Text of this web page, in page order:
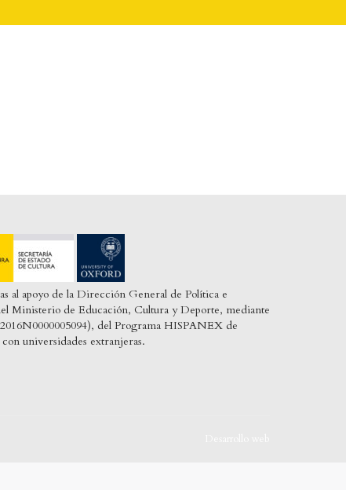
al apoyo de la Dirección General de Política e
Ministerio de Educación, Cultura y Deporte, mediante
del Programa HISPANEX de
universidades extranjeras.